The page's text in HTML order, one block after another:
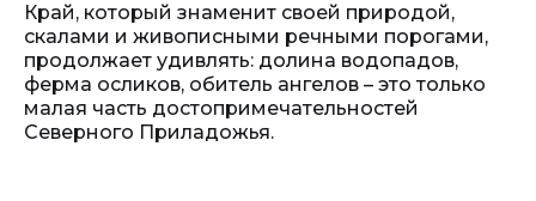
Край, который знаменит своей природой,
скалами и живописными речными порогами,
продолжает удивлять: долина водопадов,
ферма осликов, обитель ангелов – это только
малая часть достопримечательностей
Северного Приладожья.